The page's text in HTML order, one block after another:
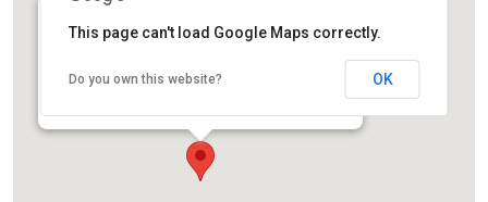
Carrer Montalegre, 6
This page can't load Google Maps correctly.
Do you own this website? OK